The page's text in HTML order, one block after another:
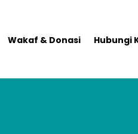
Wakaf & Donasi Hubungi